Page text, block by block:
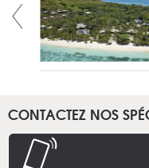
CONTACTEZ NOS